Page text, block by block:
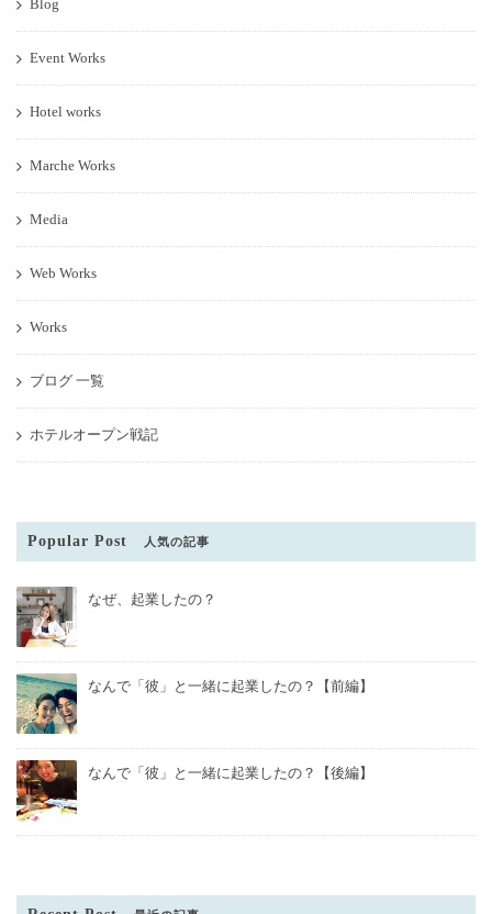
Blog
Event Works
Hotel works
Marche Works
Media
Web Works
Works
ブログ 一覧
ホテルオープン戦記
Popular Post 人気の記事
なぜ、起業したの？
なんで「彼」と一緒に起業したの？【前編】
なんで「彼」と一緒に起業したの？【後編】